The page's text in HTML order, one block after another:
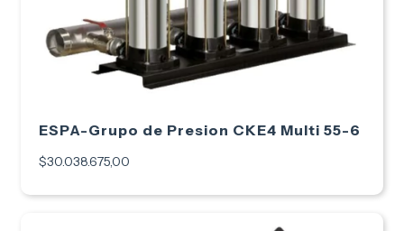
ESPA-Grupo de Presion CKE4 Multi 55-6
$30.038.675,00